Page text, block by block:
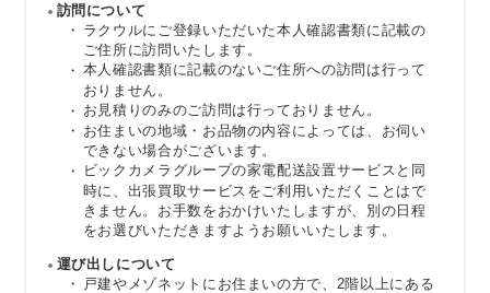
訪問について
ラクウルにご登録いただいた本人確認書類に記載の
ご住所に訪問いたします。
本人確認書類に記載のないご住所への訪問は行って
おりません。
お見積りのみのご訪問は行っておりません。
お住まいの地域・お品物の内容によっては、お伺い
できない場合がございます。
ビックカメラグループの家電配送設置サービスと同
時に、出張買取サービスをご利用いただくことはで
きません。お手数をおかけいたしますが、別の日程
をお選びいただきますようお願いいたします。
運び出しについて
戸建やメゾネットにお住まいの方で、2階以上にある